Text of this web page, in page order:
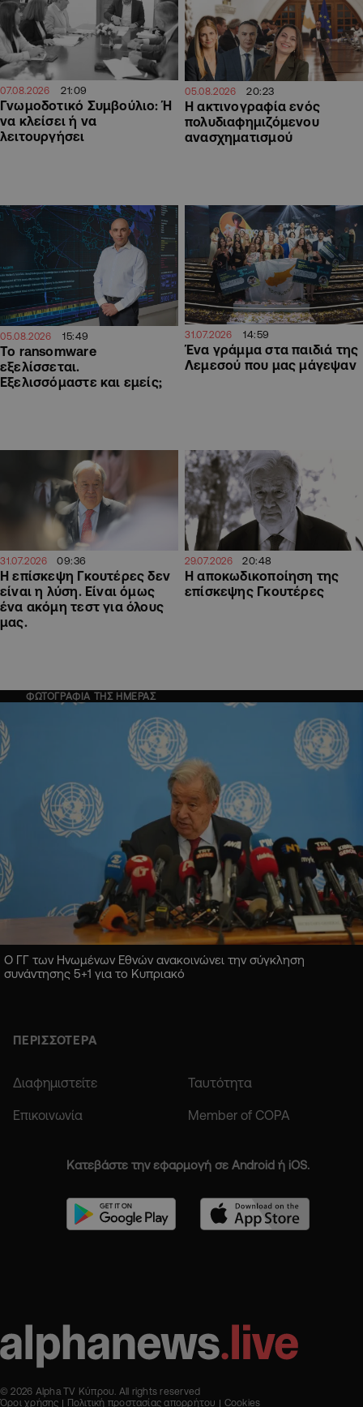
07.08.2026 21:09
Γνωμοδοτικό Συμβούλιο: Ή
να κλείσει ή να
λειτουργήσει
05.08.2026 20:23
Η ακτινογραφία ενός
πολυδιαφημιζόμενου
ανασχηματισμού
05.08.2026 15:49
Το ransomware
εξελίσσεται.
Εξελισσόμαστε και εμείς;
31.07.2026 14:59
Ένα γράμμα στα παιδιά της
Λεμεσού που μας μάγεψαν
31.07.2026 09:36
Η επίσκεψη Γκουτέρες δεν
είναι η λύση. Είναι όμως
ένα ακόμη τεστ για όλους
μας.
29.07.2026 20:48
Η αποκωδικοποίηση της
επίσκεψης Γκουτέρες
ΦΩΤΟΓΡΑΦΙΑ ΤΗΣ ΗΜΕΡΑΣ
Ο ΓΓ των Ηνωμένων Εθνών ανακοινώνει την σύγκληση
συνάντησης 5+1 για το Κυπριακό
ΠΕΡΙΣΣΟΤΕΡΑ
Διαφημιστείτε Ταυτότητα
Επικοινωνία Member of COPA
Κατεβάστε την εφαρμογή σε Android ή iOS.
© 2026 Alpha TV Κύπρου. All rights reserved
Όροι χρήσης
Πολιτική προστασίας απορρήτου Cookies